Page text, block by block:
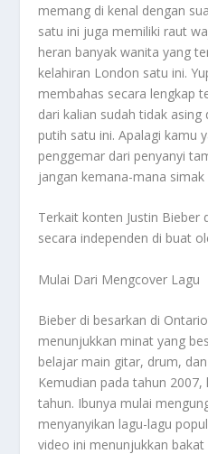
memang di kenal dengan
satu ini juga memiliki raut
heran banyak wanita yang
kelahiran London satu ini.
membahas secara lengkap
dari kalian sudah tidak
putih satu ini. Apalagi kamu
penggemar dari penyanyi
jangan kemana-mana simak
Terkait konten Justin Bieber
secara independen di buat
Mulai Dari Mengcover Lagu
Bieber di besarkan di
menunjukkan minat yang
belajar main gitar, drum,
Kemudian pada tahun
tahun. Ibunya mulai
menyanyikan lagu-lagu
video ini menunjukkan